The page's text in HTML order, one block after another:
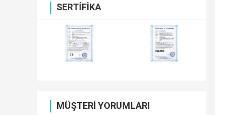
SERTIFIKA
MÜŞTERI YORUMLARI